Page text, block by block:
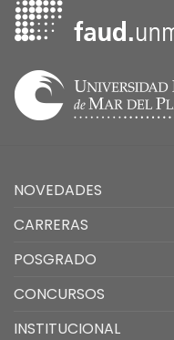
NOVEDADES
CARRERAS
POSGRADO
CONCURSOS
INSTITUCIONAL